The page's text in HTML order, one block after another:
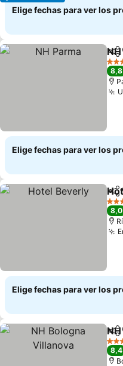
Elige fechas para ver los
4
8,8
Elige fechas para ver los
3
8,0
Elige fechas para ver los
4
8,4